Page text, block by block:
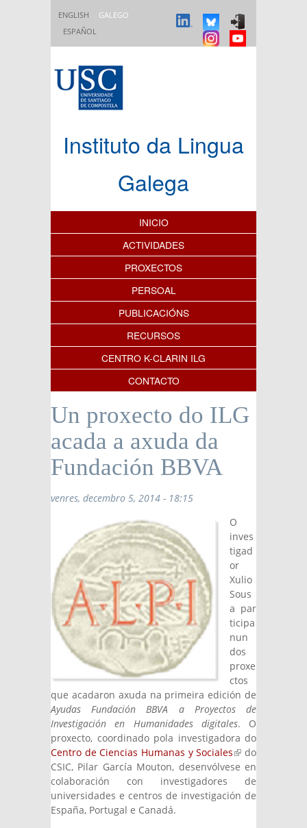
ENGLISH
GALEGO
ESPAÑOL
Instituto da Lingua
Galega
Índice de contidos
INICIO
ACTIVIDADES
PROXECTOS
PERSOAL
PUBLICACIÓNS
RECURSOS
CENTRO K-CLARIN ILG
CONTACTO
Un proxecto do ILG
acada a axuda da
Fundación BBVA
venres, decembro 5, 2014 - 18:15
O
inves
tigad
or
Xulio
Sous
a par
ticipa
nun
dos
proxe
ctos
que acadaron axuda na primeira edición de
Ayudas Fundación BBVA a Proyectos de
Investigación en Humanidades digitales. O
proxecto, coordinado pola investigadora do
Centro de Ciencias Humanas y Sociales(link is
external)
do
CSIC, Pilar García Mouton, desenvólvese en
colaboración con investigadores de
universidades e centros de investigación de
España, Portugal e Canadá.